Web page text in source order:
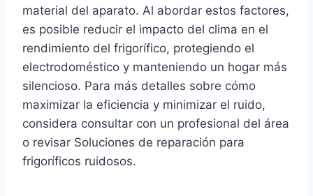
material del aparato. Al abordar estos factores,
es posible reducir el impacto del clima en el
rendimiento del frigorífico, protegiendo el
electrodoméstico y manteniendo un hogar más
silencioso. Para más detalles sobre cómo
maximizar la eficiencia y minimizar el ruido,
considera consultar con un profesional del área
o revisar Soluciones de reparación para
frigoríficos ruidosos.